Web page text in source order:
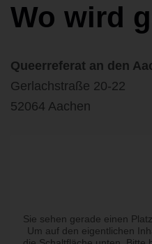
Wo wird
Queerreferat an den
Gerlachstraße 20-22
52064 Aachen
Sie sehen gerade einen
Um auf den eigentlichen